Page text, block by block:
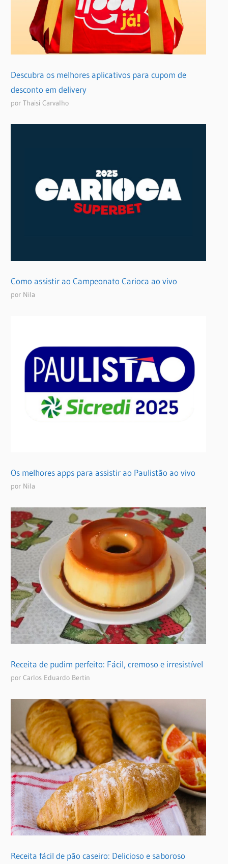
Descubra os melhores aplicativos para cupom de
desconto em delivery
por Thaisi Carvalho
Como assistir ao Campeonato Carioca ao vivo
por Nila
Os melhores apps para assistir ao Paulistão ao vivo
por Nila
Receita de pudim perfeito: Fácil, cremoso e irresistível
por Carlos Eduardo Bertin
Receita fácil de pão caseiro: Delicioso e saboroso